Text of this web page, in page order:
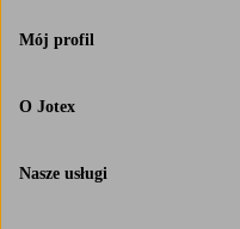
Mój profil
O Jotex
Nasze usługi